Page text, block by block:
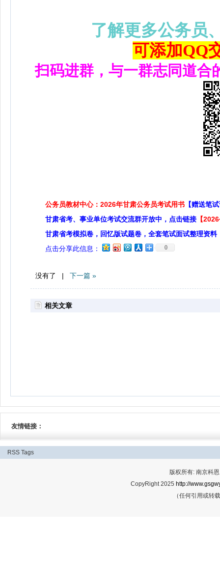
了解更多公务员
可添加QQ
扫码进群，与一群志同道合
公务员教材中心：2026年甘肃公务员考试用书 【赠送笔
甘肃省考、事业单位考试交流群开放中，点击链接 【
甘肃省考模拟卷，回忆版试题卷，全套笔试面试整理资料
点击分享此信息：
0
没有了 | 下一篇 »
相关文章
友情链接：
RSS Tags
版权所有: 南京科
CopyRight 2025 http://
（任何引用或转